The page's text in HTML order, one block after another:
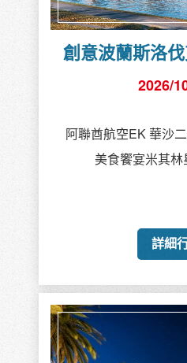
創意波蘭斯洛
2026/
阿聯酋航空EK 華沙
美食饗宴米其
詳細